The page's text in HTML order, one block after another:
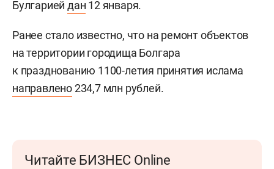
Булгариейдан 12 января.
Ранее стало известно, что на ремонт объектов
на территории городища Болгара
к празднованию 1100-летия принятия ислама
направлено234,7 млн рублей.
Читайте БИЗНЕС Online